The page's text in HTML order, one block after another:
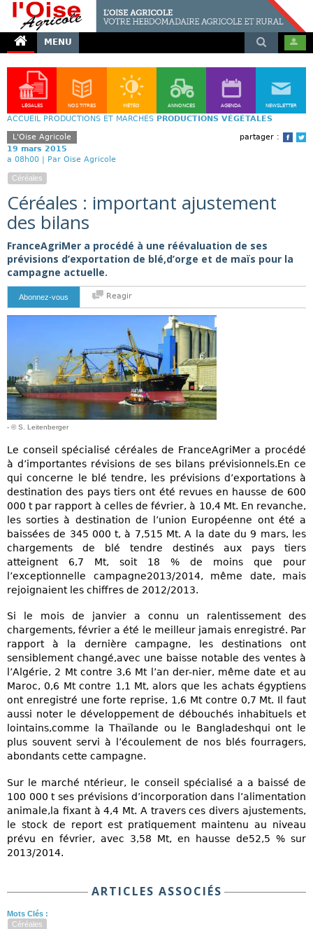
MENU
LÉGALES NOS TITRES MÉTÉO ANNONCES AGENDA NEWSLETTER
ACCUEIL PRODUCTIONS ET MARCHÉS PRODUCTIONS VÉGÉTALES
partager :
L'Oise Agricole
19 mars 2015
a 08h00 | Par Oise Agricole
Céréales
Céréales : important ajustement
des bilans
FranceAgriMer a procédé à une réévaluation de ses
prévisions d’exportation de blé,d’orge et de maïs pour la
campagne actuelle.
Abonnez-vous Reagir
- © S. Leitenberger
Le conseil spécialisé céréales de FranceAgriMer a procédé
à d’importantes révisions de ses bilans prévisionnels.En ce
qui concerne le blé tendre, les prévisions d’exportations à
destination des pays tiers ont été revues en hausse de 600
000 t par rapport à celles de février, à 10,4 Mt. En revanche,
les sorties à destination de l’union Européenne ont été a
baissées de 345 000 t, à 7,515 Mt. A la date du 9 mars, les
chargements de blé tendre destinés aux pays tiers
atteignent 6,7 Mt, soit 18 % de moins que pour
l’exceptionnelle campagne2013/2014, même date, mais
rejoignaient les chiffres de 2012/2013.
Si le mois de janvier a connu un ralentissement des
chargements, février a été le meilleur jamais enregistré. Par
rapport à la dernière campagne, les destinations ont
sensiblement changé,avec une baisse notable des ventes à
l’Algérie, 2 Mt contre 3,6 Mt l’an der-nier, même date et au
Maroc, 0,6 Mt contre 1,1 Mt, alors que les achats égyptiens
ont enregistré une forte reprise, 1,6 Mt contre 0,7 Mt. Il faut
aussi noter le développement de débouchés inhabituels et
lointains,comme la Thaïlande ou le Bangladeshqui ont le
plus souvent servi à l’écoulement de nos blés fourragers,
abondants cette campagne.
Sur le marché ntérieur, le conseil spécialisé a a baissé de
100 000 t ses prévisions d’incorporation dans l’alimentation
animale,la fixant à 4,4 Mt. A travers ces divers ajustements,
le stock de report est pratiquement maintenu au niveau
prévu en février, avec 3,58 Mt, en hausse de52,5 % sur
2013/2014.
ARTICLES ASSOCIÉS
Mots Clés :
Céréales